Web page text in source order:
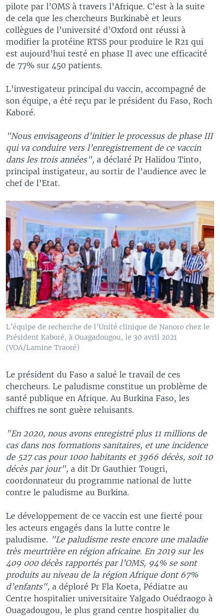
pilote par l’OMS à travers l’Afrique. C’est à la suite
de cela que les chercheurs Burkinabè et leurs
collègues de l’université d’Oxford ont réussi à
modifier la protéine RTSS pour produire le R21 qui
est aujourd’hui testé en phase II avec une efficacité
de 77% sur 450 patients.
L’investigateur principal du vaccin, accompagné de
son équipe, a été reçu par le président du Faso, Roch
Kaboré.
"Nous envisageons d'initier le processus de phase III
qui va conduire vers l’enregistrement de ce vaccin
dans les trois années", a déclaré Pr Halidou Tinto,
principal instigateur, au sortir de l’audience avec le
chef de l’Etat.
L’équipe de recherche de l’Unité clinique de Nanoro chez le
Président Kaboré, à Ouagadougou, le 30 avril 2021
(VOA/Lamine Traoré)
Le président du Faso a salué le travail de ces
chercheurs. Le paludisme constitue un problème de
santé publique en Afrique. Au Burkina Faso, les
chiffres ne sont guère reluisants.
"En 2020, nous avons enregistré plus 11 millions de
cas dans nos formations sanitaires, et une incidence
de 527 cas pour 1000 habitants et 3966 décès, soit 10
décès par jour", a dit Dr Gauthier Tougri,
coordonnateur du programme national de lutte
contre le paludisme au Burkina.
Le développement de ce vaccin est une fierté pour
les acteurs engagés dans la lutte contre le
paludisme. "Le paludisme reste encore une maladie
très meurtrière en région africaine. En 2019 sur les
409 000 décès rapportés par l’OMS, 94% se sont
produits au niveau de la région Afrique dont 67%
d’enfants", a déploré Pr Fla Koeta, Pédiatre au
Centre hospitalier universitaire Yalgado Ouédraogo à
Ouagadougou, le plus grand centre hospitalier du